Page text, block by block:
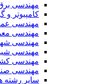
مهندسی برق
کامپیوتر و
مهندسی عمران
مهندسی معماری
مهندسی
مهندسی شیمی
مهندسی
مهندسی صنایع
سایر رشته های